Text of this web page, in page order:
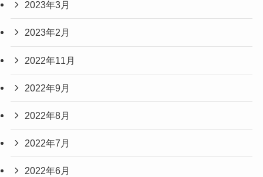
2023年3月
2023年2月
2022年11月
2022年9月
2022年8月
2022年7月
2022年6月